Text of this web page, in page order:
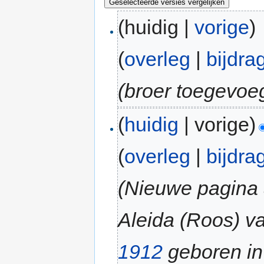
(huidig |vorige)
(overleg |
(broer
(huidig | vorige)
(overleg
(Nieuwe
Aleida (Roos)
1912 geboren